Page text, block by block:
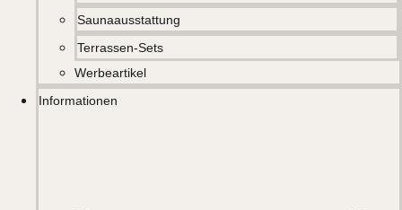
Saunaausstattung
Terrassen-Sets
Werbeartikel
Informationen